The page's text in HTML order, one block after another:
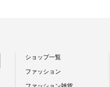
ショップ一覧
ファッション